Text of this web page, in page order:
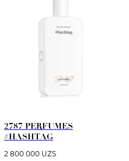
2787 PERFUMES
#HASHTAG
2 800 000 UZS